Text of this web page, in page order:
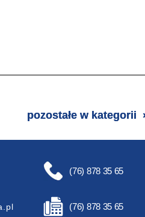
pozostałe w kategorii
(76) 878 35 65
(76) 878 35 65